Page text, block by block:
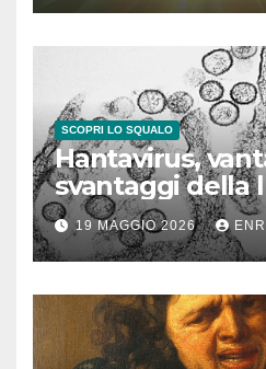
SCOPRI LO SQUALO
Hantavirus,
svantaggi della
incubazione
19 MAGGIO 2026